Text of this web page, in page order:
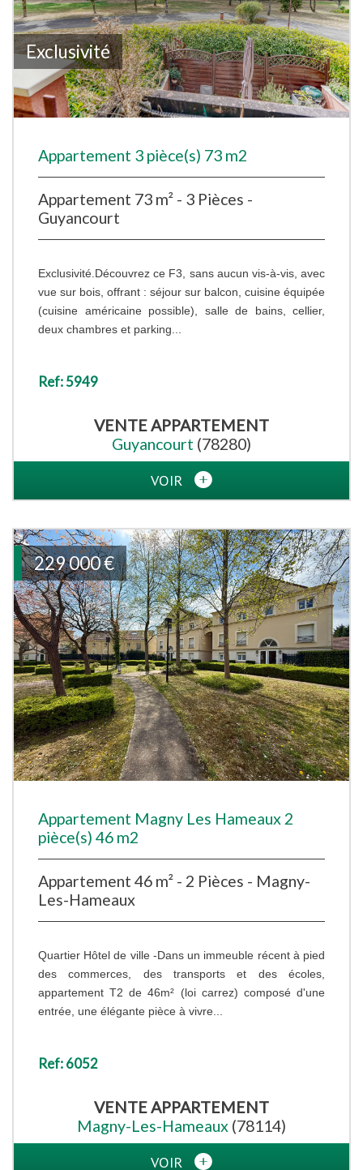
Exclusivité
Appartement 3 pièce(s) 73 m2
Appartement 73 m² - 3 Pièces -
Guyancourt
Exclusivité.Découvrez ce F3, sans aucun vis-à-vis, avec
vue sur bois, offrant : séjour sur balcon, cuisine équipée
(cuisine américaine possible), salle de bains, cellier,
deux chambres et parking...
Ref: 5949
VENTEAPPARTEMENT
Guyancourt (78280)
VOIR
229 000€
Appartement Magny Les Hameaux 2
pièce(s) 46 m2
Appartement 46 m² - 2 Pièces - Magny-
Les-Hameaux
Quartier Hôtel de ville -Dans un immeuble récent à pied
des commerces, des transports et des écoles,
appartement T2 de 46m² (loi carrez) composé d'une
entrée, une élégante pièce à vivre...
Ref: 6052
VENTEAPPARTEMENT
Magny-Les-Hameaux (78114)
VOIR